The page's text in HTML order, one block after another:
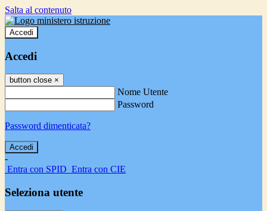
Salta al contenuto
Accedi
Accedi
button close ×
Nome Utente
Password
Password dimenticata?
-
Entra con SPID Entra con CIE
Seleziona utente